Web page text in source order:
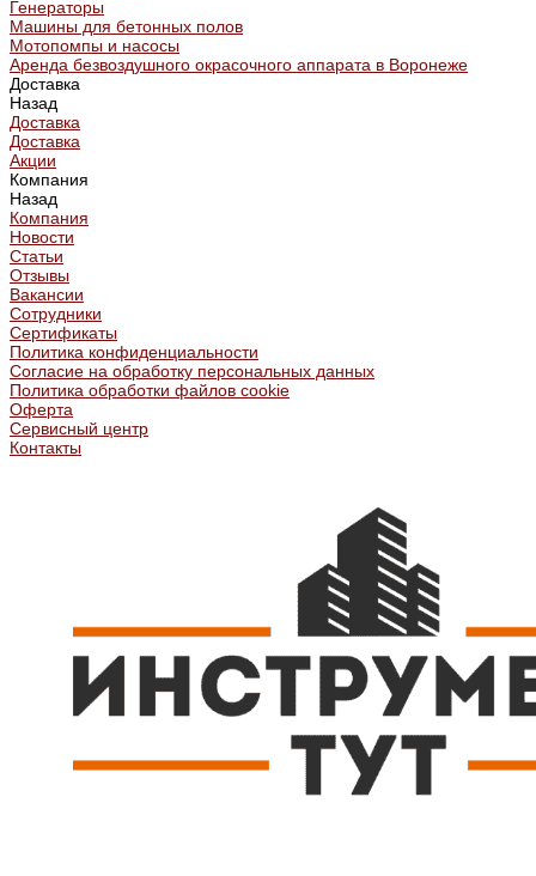
Генераторы
Машины для бетонных полов
Мотопомпы и насосы
Аренда безвоздушного окрасочного аппарата в Воронеже
Доставка
Назад
Доставка
Доставка
Акции
Компания
Назад
Компания
Новости
Статьи
Отзывы
Вакансии
Сотрудники
Сертификаты
Политика конфиденциальности
Согласие на обработку персональных данных
Политика обработки файлов cookie
Оферта
Сервисный центр
Контакты